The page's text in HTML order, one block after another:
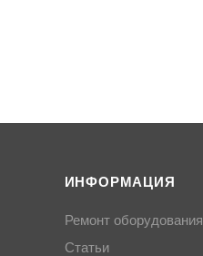
ИНФОРМАЦИЯ
Ремонт оборудования
Статьи